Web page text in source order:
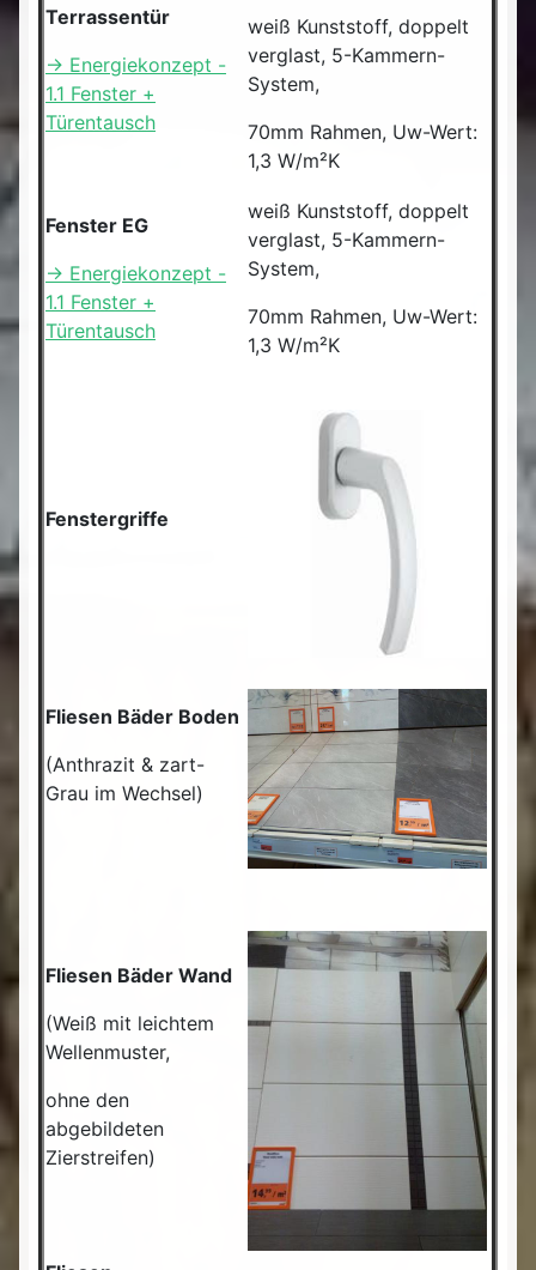
Terrassentür
-> Energiekonzept -
1.1 Fenster +
Türentausch
weiß Kunststoff, doppelt
verglast, 5-Kammern-
System,
70mm Rahmen, Uw-Wert:
1,3 W/m²K
Fenster EG
-> Energiekonzept -
1.1 Fenster +
Türentausch
weiß Kunststoff, doppelt
verglast, 5-Kammern-
System,
70mm Rahmen, Uw-Wert:
1,3 W/m²K
Fenstergriffe
Fliesen Bäder Boden
(Anthrazit & zart-
Grau im Wechsel)
Fliesen Bäder Wand
(Weiß mit leichtem
Wellenmuster,
ohne den
abgebildeten
Zierstreifen)